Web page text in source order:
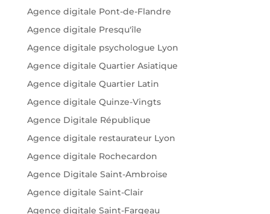
Agence digitale Pont-de-Flandre
Agence digitale Presqu'île
Agence digitale psychologue Lyon
Agence digitale Quartier Asiatique
Agence digitale Quartier Latin
Agence digitale Quinze-Vingts
Agence Digitale République
Agence digitale restaurateur Lyon
Agence digitale Rochecardon
Agence Digitale Saint-Ambroise
Agence digitale Saint-Clair
Agence digitale Saint-Fargeau